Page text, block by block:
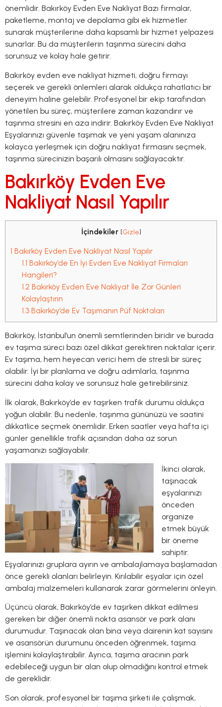
önemlidir. Bakırköy Evden Eve Nakliyat Bazı firmalar,
paketleme, montaj ve depolama gibi ek hizmetler
sunarak müşterilerine daha kapsamlı bir hizmet yelpazesi
sunarlar. Bu da müşterilerin taşınma sürecini daha
sorunsuz ve kolay hale getirir.
Bakırköy evden eve nakliyat hizmeti, doğru firmayı
seçerek ve gerekli önlemleri alarak oldukça rahatlatıcı bir
deneyim haline gelebilir. Profesyonel bir ekip tarafından
yönetilen bu süreç, müşterilere zaman kazandırır ve
taşınma stresini en aza indirir. Bakırköy Evden Eve Nakliyat
Eşyalarınızı güvenle taşımak ve yeni yaşam alanınıza
kolayca yerleşmek için doğru nakliyat firmasını seçmek,
taşınma sürecinizin başarılı olmasını sağlayacaktır.
Bakırköy Evden Eve
Nakliyat Nasıl Yapılır
İçindekiler [Gizle]
1 Bakırköy Evden Eve Nakliyat Nasıl Yapılır
1.1 Bakırköy’de En İyi Evden Eve Nakliyat Firmaları
Hangileri?
1.2 Bakırköy Evden Eve Nakliyat İle Zor Günleri
Kolaylaştırın
1.3Bakırköy’de Ev Taşımanın Püf Noktaları
Bakırköy, İstanbul’un önemli semtlerinden biridir ve burada
ev taşıma süreci bazı özel dikkat gerektiren noktalar içerir.
Ev taşıma, hem heyecan verici hem de stresli bir süreç
olabilir. İyi bir planlama ve doğru adımlarla, taşınma
sürecini daha kolay ve sorunsuz hale getirebilirsiniz.
İlk olarak, Bakırköy’de ev taşırken trafik durumu oldukça
yoğun olabilir. Bu nedenle, taşınma gününüzü ve saatini
dikkatlice seçmek önemlidir. Erken saatler veya hafta içi
günler genellikle trafik açısından daha az sorun
yaşamanızı sağlayabilir.
İkinci olarak,
taşınacak
eşyalarınızı
önceden
organize
etmek büyük
bir öneme
sahiptir.
Eşyalarınızı gruplara ayırın ve ambalajlamaya başlamadan
önce gerekli olanları belirleyin. Kırılabilir eşyalar için özel
ambalaj malzemeleri kullanarak zarar görmelerini önleyin.
Üçüncü olarak, Bakırköy’de ev taşırken dikkat edilmesi
gereken bir diğer önemli nokta asansör ve park alanı
durumudur. Taşınacak olan bina veya dairenin kat sayısını
ve asansörün durumunu önceden öğrenmek, taşıma
işlemini kolaylaştırabilir. Ayrıca, taşıma aracının park
edebileceği uygun bir alan olup olmadığını kontrol etmek
de gereklidir.
Son olarak, profesyonel bir taşıma şirketi ile çalışmak,